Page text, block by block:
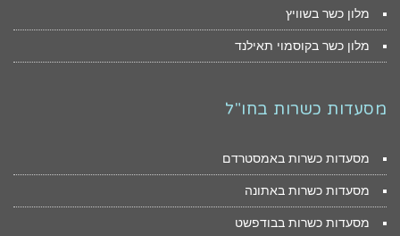
מלון כשר בשוויץ
מלון כשר בקוסמוי תאילנד
מסעדות כשרות בחו"ל
מסעדות כשרות באמסטרדם
מסעדות כשרות באתונה
מסעדות כשרות בבודפשט